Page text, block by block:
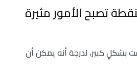
تصبح الأمور مثيرة
بشكلٍ كبير، لدرجة أنه يمكن أن